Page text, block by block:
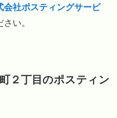
会社ポスティングサービ
さい。
２丁目のポスティン